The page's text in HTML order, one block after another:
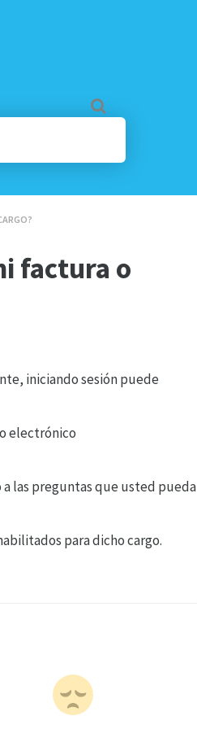
factura o
iniciando sesión puede
electrónico
las preguntas que usted pueda
para dicho cargo.